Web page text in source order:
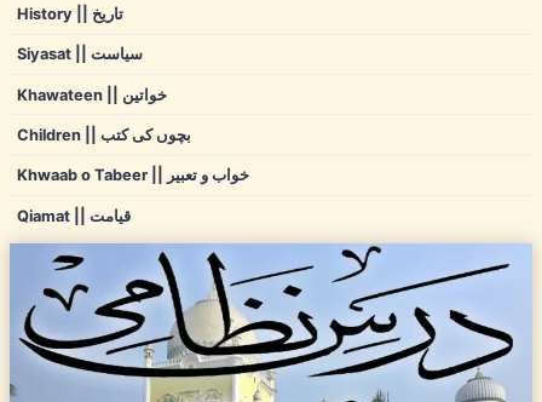
History || تاریخ
Siyasat || سیاست
Khawateen || خواتین
Children || بچوں کی کتب
Khwaab o Tabeer || خواب و تعبیر
Qiamat || قیامت